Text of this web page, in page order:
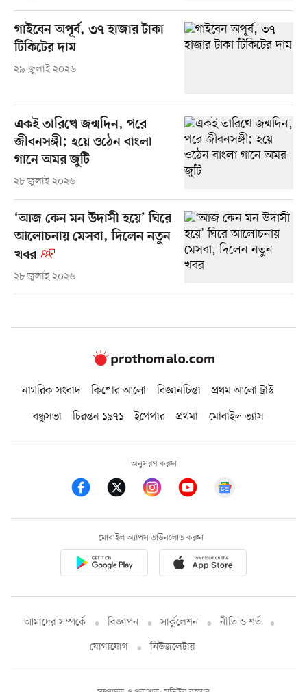
গাইবেন অপূর্ব, ৩৭ হাজার টাকা
টিকিটের দাম
২৯ জুলাই ২০২৬
একই তারিখে জন্মদিন, পরে
জীবনসঙ্গী; হয়ে ওঠেন বাংলা
গানে অমর জুটি
২৮ জুলাই ২০২৬
‘আজ কেন মন উদাসী হয়ে’ ঘিরে
আলোচনায় মেসবা, দিলেন নতুন
খবর
২৮ জুলাই ২০২৬
নাগরিক সংবাদ কিশোর আলো বিজ্ঞানচিন্তা
প্রথম আলো ট্রাস্ট
বন্ধুসভা
চিরন্তন ১৯৭১ ইপেপার প্রথমা মোবাইল ভ্যাস
অনুসরণ করুন
মোবাইল অ্যাপস ডাউনলোড করুন
আমাদের সম্পর্কে বিজ্ঞাপন সার্কুলেশন
নীতি ও শর্ত
যোগাযোগ
নিউজলেটার